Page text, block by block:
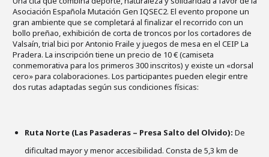
Asociación Española Mutación Gen IQSEC2. El evento propone un
gran ambiente que se completará al finalizar el recorrido con un
bollo preñao, exhibición de corta de troncos por los cortadores de
Valsaín, trial bici por Antonio Fraile y juegos de mesa en el CEIP La
Pradera. La inscripción tiene un precio de 10 € (camiseta
conmemorativa para los primeros 300 inscritos) y existe un «dorsal
cero» para colaboraciones. Los participantes pueden elegir entre
dos rutas adaptadas según sus condiciones físicas:
Ruta Norte (Las Pasaderas – Presa Salto del Olvido): De
dificultad mayor y menor accesibilidad. Consta de 5,3 km de